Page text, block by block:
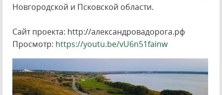
Новгородской и Псковской области.
Сайт проекта: http://александровадорога.рф
Просмотр: https://youtu.be/vU6n51fainw